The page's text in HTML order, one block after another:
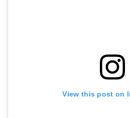
View this post on